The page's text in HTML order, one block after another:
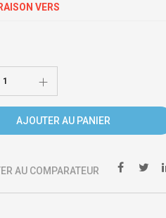
VERS
AJOUTER AU PANIER
AU COMPARATEUR